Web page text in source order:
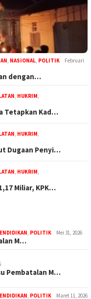
, NASIONAL, POLITIK
Februari
dengan…
, HUKRIM,
Tetapkan Kad…
, HUKRIM,
Dugaan Penyi…
, HUKRIM,
Miliar, KPK…
, POLITIK Mei 31, 2026
M…
Pembatalan M…
, POLITIK Maret 11, 2026